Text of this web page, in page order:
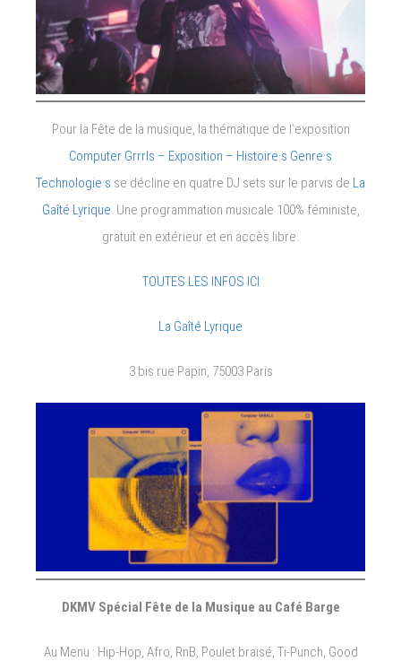
Pour la Fête de la musique, la thématique de l’exposition
Computer Grrrls – Exposition – Histoire·s Genre·s
Technologie·s se décline en quatre DJ sets sur le parvis de La
Gaîté Lyrique. Une programmation musicale 100% féministe,
gratuit en extérieur et en accès libre.
TOUTES LES INFOS ICI
La Gaîté Lyrique
3 bis rue Papin, 75003 Paris
DKMV Spécial Fête de la Musique au Café Barge
Au Menu : Hip-Hop, Afro, RnB, Poulet braisé, Ti-Punch, Good